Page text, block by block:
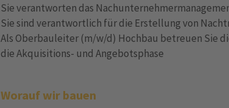
Sie verantworten das
Sie sind verantwortlich für die Erstellung von
Als Oberbauleiter (m/w/d) Hochbau betreuen Sie
die Akquisitions- und Angebotsphase
Worauf wir bauen